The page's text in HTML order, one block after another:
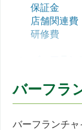
保証金
店舗関連費
研修費
人件費
賃貸料
バーフラ
バーフランチ